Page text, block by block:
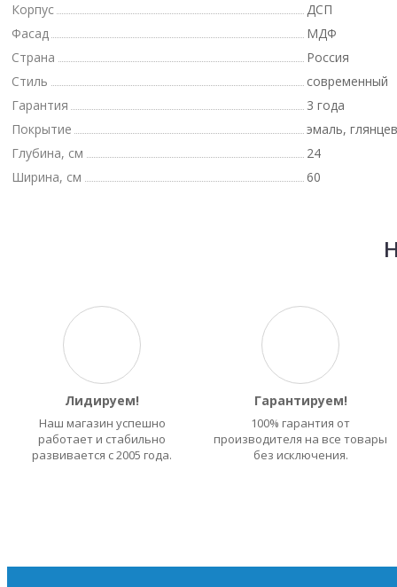
Корпус
ДСП
Фасад
МДФ
Страна
Россия
Стиль
современный
Гарантия
3 года
Покрытие
эмаль,
Глубина, см
24
Ширина, см
60
Лидируем!
Наш магазин успешно
работает и стабильно
развивается с 2005 года.
Гарантируем!
100% гарантия от
производителя на все товары
без исключения.